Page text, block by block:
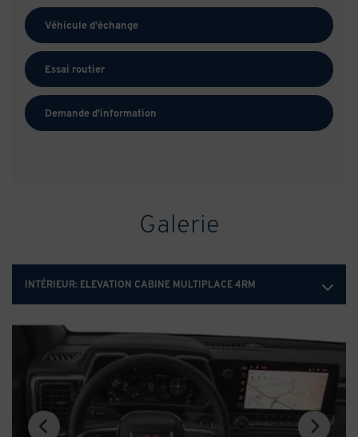
Galerie
INTÉRIEUR: ELEVATION CABINE MULTIPLACE 4RM
Véhicule d'échange
Essai routier
Demande d'information